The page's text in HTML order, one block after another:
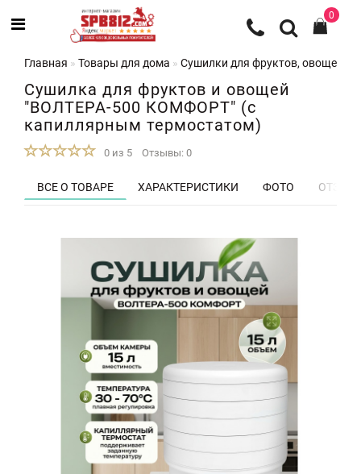
0
Главная Товары для дома Сушилки для фруктов, овощей и
Сушилка для фруктов и овощей
"ВОЛТЕРА-500 КОМФОРТ" (с
капиллярным термостатом)
0 из 5 Отзывы: 0
ВСЕ О ТОВАРЕ ХАРАКТЕРИСТИКИ ФОТО